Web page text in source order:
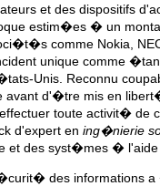
et des dispositifs
estim�es � un
comme Nokia,
unique comme
Unis. Reconnu
avant d'�tre mis en
toute activit� de
d'expert en ing�nierie
et des syst�mes �
des informations